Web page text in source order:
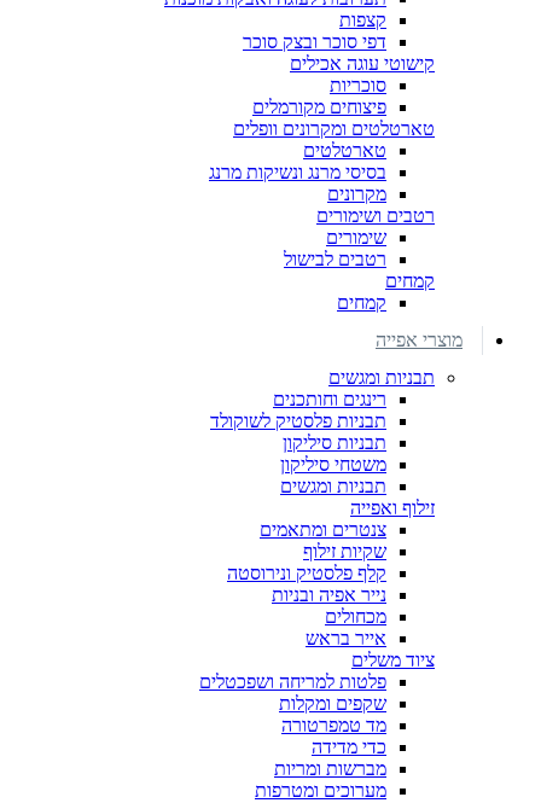
קצפות
דפי סוכר ובצק סוכר
קישוטי עוגה אכילים
סוכריות
פיצוחים מקורמלים
טארטלטים ומקרונים וופלים
טארטלטים
בסיסי מרנג ונשיקות מרנג
מקרונים
רטבים ושימורים
שימורים
רטבים לבישול
קמחים
קמחים
מוצרי אפייה
תבניות ומגשים
רינגים וחותכנים
תבניות פלסטיק לשוקולד
תבניות סיליקון
משטחי סיליקון
תבניות ומגשים
זילוף ואפייה
צנטרים ומתאמים
שקיות זילוף
קלף פלסטיק ונירוסטה
נייר אפיה ובניות
מכחולים
אייר בראש
ציוד משלים
פלטות למריחה ושפכטלים
שקפים ומקלות
מד טמפרטורה
כדי מדידה
מברשות ומריות
מערוכים ומטרפות